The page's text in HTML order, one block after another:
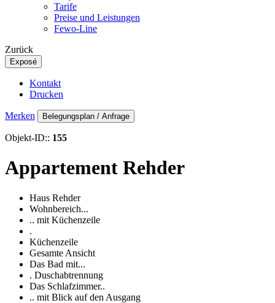
Tarife
Preise und Leistungen
Fewo-Line
Zurück
Exposé
Kontakt
Drucken
Merken Belegungsplan / Anfrage
Objekt-ID:: 155
Appartement Rehder
Haus Rehder
Wohnbereich...
.. mit Küchenzeile
.
Küchenzeile
Gesamte Ansicht
Das Bad mit...
. Duschabtrennung
Das Schlafzimmer..
.. mit Blick auf den Ausgang